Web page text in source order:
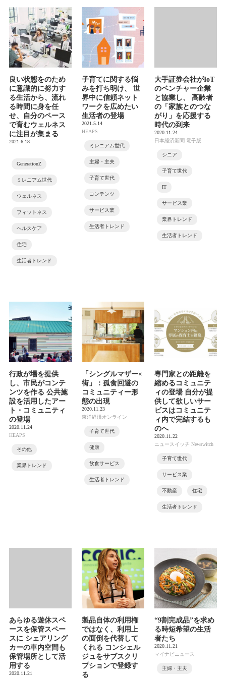
良い状態をのため
に意識的に努力す
る生活から、流れ
る時間に身を任
せ、自分のペース
で育むウェルネス
に注目が集まる
2021.6.18
GenerationZ
ミレニアム世代
ウェルネス
フィットネス
ヘルスケア
住宅
生活者トレンド
子育てに関する悩
みを打ち明け、 世
界中に信頼ネット
ワークを広めたい
生活者の登場
2021.5.14
HEAPS
ミレニアム世代
主婦・主夫
子育て世代
コンテンツ
サービス業
生活者トレンド
大手証券会社がIoT
のベンチャー企業
と協業し、 高齢者
の「家族とのつな
がり」を応援する
時代の到来
2020.11.24
日本経済新聞 電子版
シニア
子育て世代
IT
サービス業
業界トレンド
生活者トレンド
行政が場を提供
し、市民がコンテ
ンツを作る 公共施
設を活用したアー
ト・コミュニティ
の登場
2020.11.24
HEAPS
その他
業界トレンド
「シングルマザー×
街」：孤食回避の
コミュニティー形
態の出現
2020.11.23
東洋経済オンライン
子育て世代
健康
飲食サービス
生活者トレンド
専門家との距離を
縮めるコミュニテ
ィの登場 自分が提
供して欲しいサー
ビスはコミュニテ
ィ内で完結するも
のへ
2020.11.22
ニュースイッチ Newswitch
子育て世代
サービス業
不動産 住宅
生活者トレンド
あらゆる遊休スペ
ースを保管スペー
スに シェアリング
カーの車内空間も
保管場所として活
用する
2020.11.21
製品自体の利用権
ではなく、利用上
の面倒を代替して
くれる コンシェル
ジュをサブスクリ
プションで登録す
る
“9割完成品”を求め
る時短希望の生活
者たち
2020.11.21
マイナビニュース
主婦・主夫